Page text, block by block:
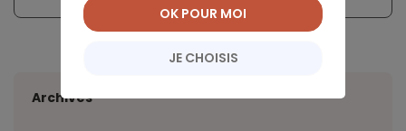
Archives
JE CHOISIS
OK POUR MOI